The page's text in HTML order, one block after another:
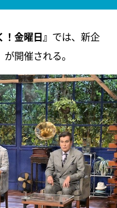
！金曜日』 では、新企
開催される。